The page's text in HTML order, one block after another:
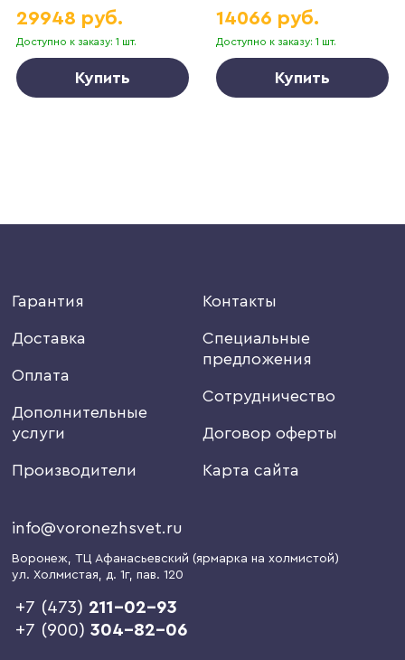
Доступно к заказу: 1 шт.
29948 руб.
Купить
Доступно к заказу: 1 шт.
14066 руб.
Купить
Гарантия
Доставка
Оплата
Дополнительные
услуги
Производители
Контакты
Специальные
предложения
Сотрудничество
Договор оферты
Карта сайта
info@voronezhsvet.ru
Воронеж, ТЦ Афанасьевский (ярмарка на холмистой)
ул. Холмистая, д. 1г, пав. 120
+7 (473) 211-02-93
+7 (900)304-82-06